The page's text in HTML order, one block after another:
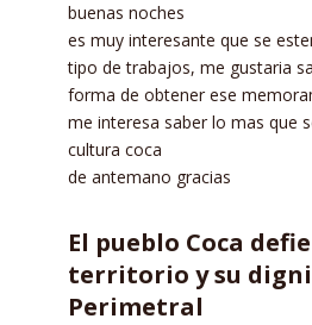
buenas noches
es muy interesante que se
tipo de trabajos, me gustaria
forma de obtener ese
me interesa saber lo mas que
cultura coca
de antemano gracias
El pueblo Coca
territorio y su
Perimetral